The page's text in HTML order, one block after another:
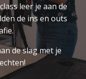
leer je aan de
de ins en outs
de slag met je